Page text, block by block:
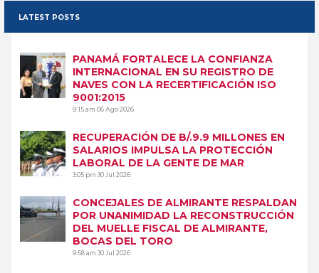
LATEST POSTS
PANAMÁ FORTALECE LA CONFIANZA
INTERNACIONAL EN SU REGISTRO DE
NAVES CON LA RECERTIFICACIÓN ISO
9001:2015
9:15 am06 Ago 2026
RECUPERACIÓN DE B/.9.9 MILLONES EN
SALARIOS IMPULSA LA PROTECCIÓN
LABORAL DE LA GENTE DE MAR
3:05 pm30 Jul 2026
CONCEJALES DE ALMIRANTE RESPALDAN
POR UNANIMIDAD LA RECONSTRUCCIÓN
DEL MUELLE FISCAL DE ALMIRANTE,
BOCAS DEL TORO
9:58 am30 Jul 2026